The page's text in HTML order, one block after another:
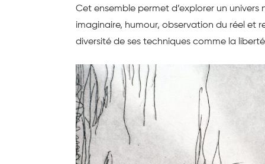
Cet ensemble permet d’explorer un
imaginaire, humour, observation du réel et
diversité de ses techniques comme la